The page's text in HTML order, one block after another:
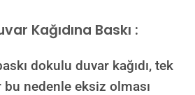
Kağıdına Baskı :
dokulu duvar kağıdı, tek
bu nedenle eksiz olması